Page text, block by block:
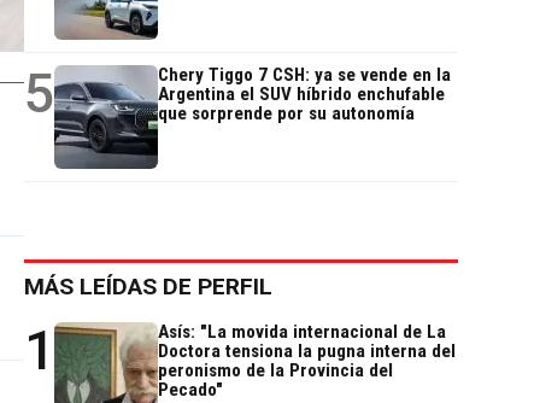
5
Chery Tiggo 7 CSH: ya se vende en la
Argentina el SUV híbrido enchufable
que sorprende por su autonomía
MÁS LEÍDAS DE PERFIL
1
Asís: "La movida internacional de La
Doctora tensiona la pugna interna del
peronismo de la Provincia del
Pecado"